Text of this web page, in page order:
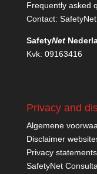
Frequently asked
Contact:
SafetyNet
Kvk: 09163416
Privacy and
Algemene
Disclaimer
Privacy
SafetyNet